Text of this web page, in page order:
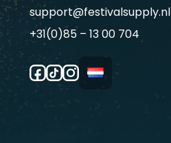
support@festivalsupply.nl
+31(0)85 – 13 00 704